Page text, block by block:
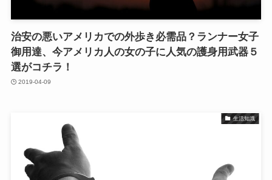
治安の悪いアメリカでの外歩き必需品？ランナー女子
御用達、今アメリカ人の女の子に人気の護身用武器５
選がコチラ！
2019-04-09
生活知識